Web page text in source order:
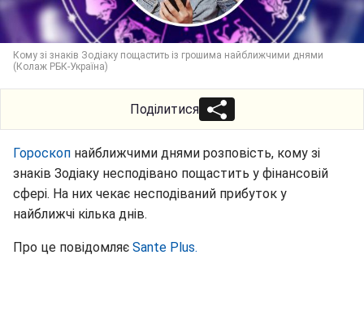
Кому зі знаків Зодіаку пощастить із грошима найближчими днями
(Колаж РБК-Україна)
Поділитися
Гороскоп найближчими днями розповість, кому зі
знаків Зодіаку несподівано пощастить у фінансовій
сфері. На них чекає несподіваний прибуток у
найближчі кілька днів.
Про це повідомляє Sante Plus.